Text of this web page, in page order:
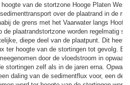
van de stortzone Hooge Platen
over de plaatrand in de
de grens met het Vaarwater langs
de plaatrandstortzone worden regelmatig
diepe deel van de plaatpunt. Dit heeft
ter hoogte van de stortingen tot gevolg.
door de vloedstroom in
stortingen zelf als in de jaren erna.
daling van de sedimentflux voor, een